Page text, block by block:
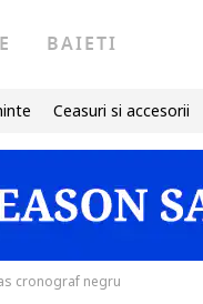
BAIETI
Ceasuri si accesorii
cronograf negru